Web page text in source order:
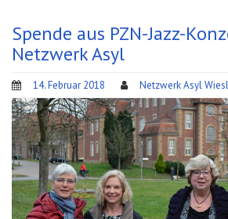
Spende aus PZN-Jazz-
Netzwerk Asyl
14. Februar 2018 Netzwerk Asyl